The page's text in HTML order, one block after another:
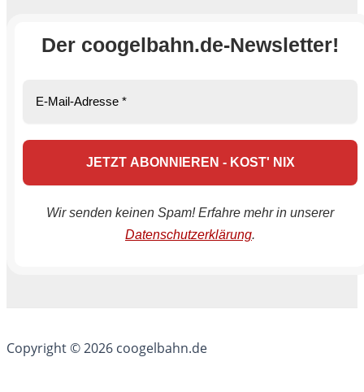
Der coogelbahn.de-Newsletter!
Wir senden keinen Spam! Erfahre mehr in unserer
Datenschutzerklärung.
Copyright © 2026 coogelbahn.de